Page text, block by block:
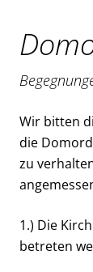
Wir bitten
die
zu
1.) Die
betreten